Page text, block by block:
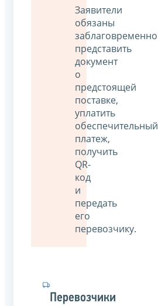
Заявители
обязаны
заблаговременно
представить
документ
о
предстоящей
поставке,
уплатить
обеспечительный
платеж,
получить
QR-
код
и
передать
его
перевозчику.
Перевозчики